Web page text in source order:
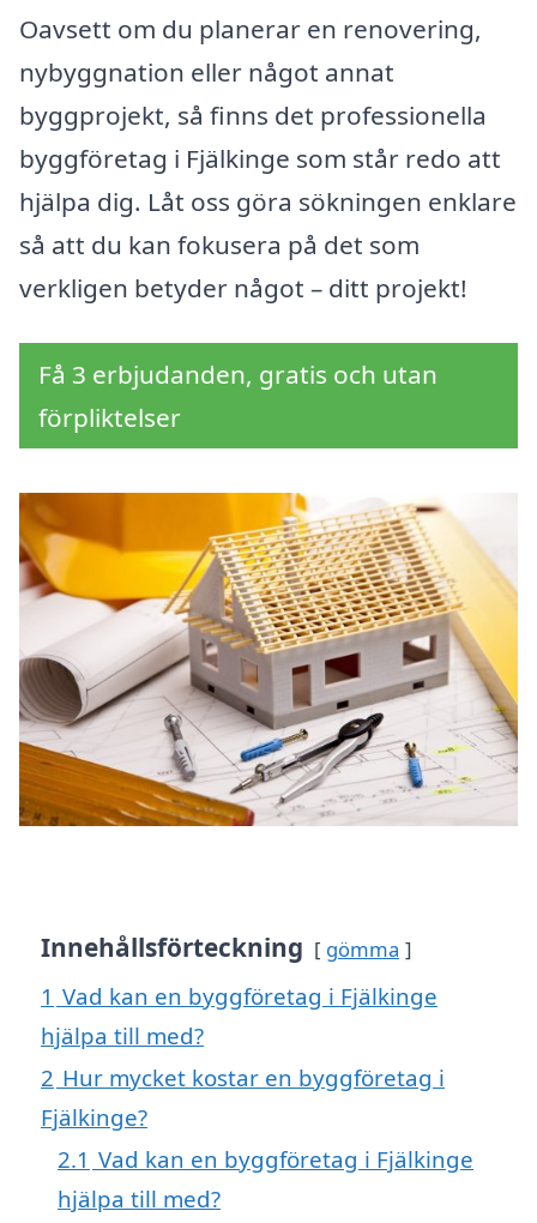
Oavsett om du planerar en renovering,
nybyggnation eller något annat
byggprojekt, så finns det professionella
byggföretag i Fjälkinge som står redo att
hjälpa dig. Låt oss göra sökningen enklare
så att du kan fokusera på det som
verkligen betyder något – ditt projekt!
Få 3 erbjudanden, gratis och utan
förpliktelser
Innehållsförteckning gömma
1 Vad kan en byggföretag i Fjälkinge
hjälpa till med?
2 Hur mycket kostar en byggföretag i
Fjälkinge?
2.1 Vad kan en byggföretag i Fjälkinge
hjälpa till med?